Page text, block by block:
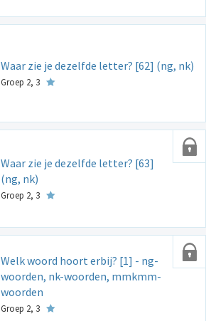
Waar zie je dezelfde letter? [62] (ng, nk)
Groep 2, 3
Waar zie je dezelfde letter? [63]
(ng, nk)
Groep 2, 3
Welk woord hoort erbij? [1] - ng-
woorden, nk-woorden, mmkmm-
woorden
Groep 2, 3